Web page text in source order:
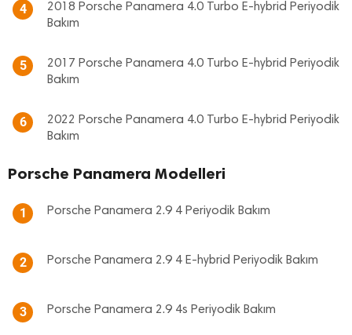
4
2018 Porsche Panamera 4.0 Turbo E-hybrid Periyodik
Bakım
5
2017 Porsche Panamera 4.0 Turbo E-hybrid Periyodik
Bakım
6
2022 Porsche Panamera 4.0 Turbo E-hybrid Periyodik
Bakım
Porsche Panamera Modelleri
1 Porsche Panamera 2.9 4 Periyodik Bakım
2 Porsche Panamera 2.9 4 E-hybrid Periyodik Bakım
3 Porsche Panamera 2.9 4s Periyodik Bakım